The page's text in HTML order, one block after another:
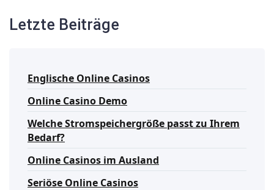
Letzte Beiträge
Englische Online Casinos
Online Casino Demo
Welche Stromspeichergröße passt zu Ihrem
Bedarf?
Online Casinos im Ausland
Seriöse Online Casinos